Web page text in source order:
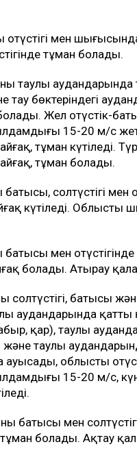
мен
тұман болады.
таулы
тау бөктеріндегі
Жел оңтүстік-
15-20 м/с
тұман күтіледі.
тұман болады.
солтүстігі мен
күтіледі. Облыстың
мен
болады. Атырау
солтүстігі, батысы
аудандарында қатты
қар), таулы
және таулы
ауысады, облыстың
15-20 м/с,
батысы мен
болады. Ақтау